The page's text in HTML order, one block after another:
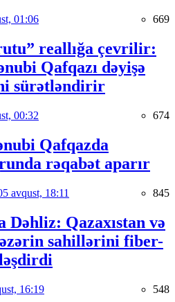
01:06 669
reallığa çevrilir:
Qafqazı dəyişə
sürətləndirir
00:32 674
Qafqazda
rəqabət aparır
avqust, 18:11 845
Dəhliz: Qazaxıstan və
sahillərini fiber-
16:19 548